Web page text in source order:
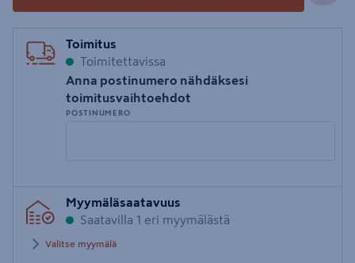
Toimitus
Toimitettavissa
Anna postinumero nähdäksesi
toimitusvaihtoehdot
POSTINUMERO
postinumero
Myymäläsaatavuus
Saatavilla 1 eri myymälästä
Valitse myymälä